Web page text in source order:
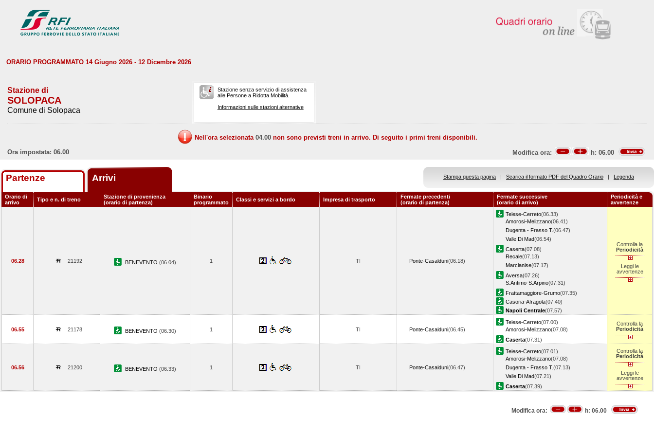
ORARIO PROGRAMMATO 14 Giugno 2026 - 12 Dicembre 2026
Stazione di
SOLOPACA
Comune di Solopaca
Stazione senza servizio di assistenza
alle Persone a Ridotta Mobilità.
Informazioni sulle stazioni alternative
Nell'ora selezionata 04.00 non sono previsti treni in arrivo. Di seguito i primi treni disponibili.
Ora impostata: 06.00
Modifica ora: h: 06.00
Partenze Arrivi Stampa questa pagina | Scarica il formato PDF del Quadro Orario | Legenda
Orario di
arrivo
Tipo e n. di treno
Stazione di provenienza
(orario di partenza)
Binario
programmato
Classi e servizi a bordo Impresa di trasporto
Fermate precedenti
(orario di partenza)
Fermate successive
(orario di arrivo)
Periodicità e
avvertenze
06.28 21192 BENEVENTO (06.04) 1 TI Ponte-Casalduni(06.18)
Telese-Cerreto(06.33)
Amorosi-Melizzano(06.41)
Dugenta - Frasso T.(06.47)
Valle Di Mad(06.54)
Caserta(07.08)
Recale(07.13)
Marcianise(07.17)
Aversa(07.26)
S.Antimo-S.Arpino(07.31)
Frattamaggiore-Grumo(07.35)
Casoria-Afragola(07.40)
Napoli Centrale(07.57)
Controlla la
Periodicità
Leggi le
avvertenze
06.55 21178 BENEVENTO (06.30) 1 TI Ponte-Casalduni(06.45)
Telese-Cerreto(07.00)
Amorosi-Melizzano(07.08)
Caserta(07.31)
Controlla la
Periodicità
06.56 21200 BENEVENTO (06.33) 1 TI Ponte-Casalduni(06.47)
Telese-Cerreto(07.01)
Amorosi-Melizzano(07.08)
Dugenta - Frasso T.(07.13)
Valle Di Mad(07.21)
Caserta(07.39)
Controlla la
Periodicità
Leggi le
avvertenze
Modifica ora: h: 06.00